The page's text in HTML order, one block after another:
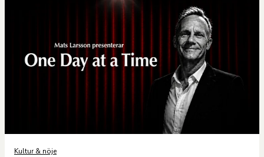
Kultur & nöje